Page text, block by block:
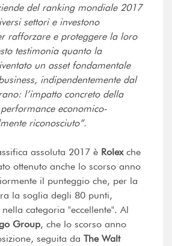
del ranking mondiale 2017
settori e investono
rafforzare e proteggere la loro
testimonia quanto la
un asset fondamentale
indipendentemente dal
l’impatto concreto della
economico-
riconosciuto”.
assoluta 2017 è Rolexche
ottenuto anche lo scorso anno
il punteggio che, per la
la soglia degli 80 punti,
categoria "eccellente". Al
Group, che lo scorso anno
seguita da The Walt